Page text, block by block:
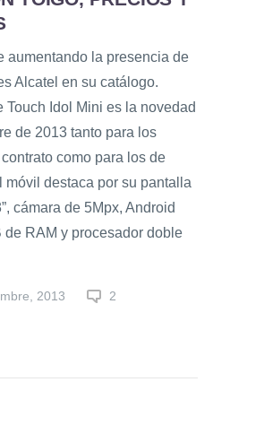
aumentando la presencia de
Alcatel en su catálogo.
Touch Idol Mini es la novedad
de 2013 tanto para los
como para los de
móvil destaca por su pantalla
cámara de 5Mpx, Android
de RAM y procesador doble
2013
2